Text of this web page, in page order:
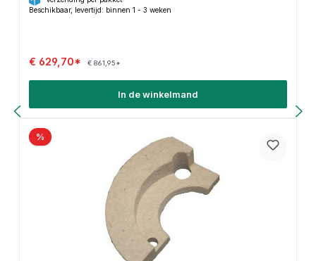
Beschikbaar, levertijd: binnen 1 - 3 weken
€ 629,70* € 861,95*
In de winkelmand
%